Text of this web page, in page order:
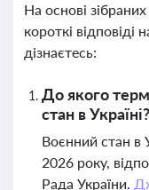
На основі
короткі відповіді
дізнаєтесь:
До якого
стан в Україні?
Воєнний стан в
2026 року,
Рада України.